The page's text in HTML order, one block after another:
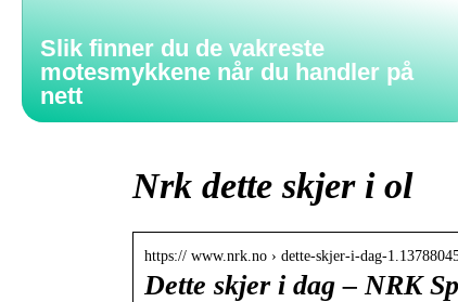
Slik finner du de vakreste
motesmykkene når du handler på
nett
Nrk dette skjer i ol
https:// www.nrk.no › dette-skjer-i-dag-
Dette skjer i dag – NRK